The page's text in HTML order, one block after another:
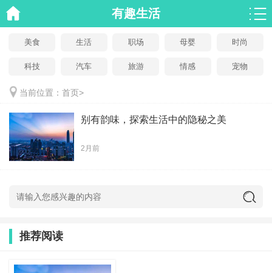
有趣生活
美食 生活 职场 母婴 时尚
科技 汽车 旅游 情感 宠物
当前位置： 首页>
别有韵味，探索生活中的隐秘之美
2月前
推荐阅读